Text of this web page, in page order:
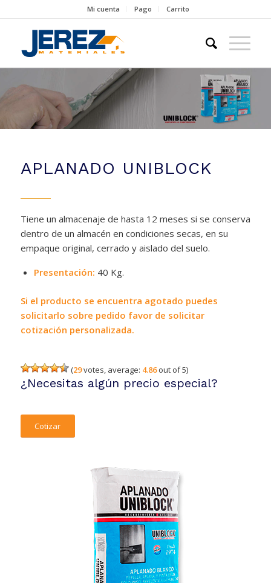
Mi cuenta Pago Carrito
APLANADO UNIBLOCK
Tiene un almacenaje de hasta 12 meses si se conserva
dentro de un almacén en condiciones secas, en su
empaque original, cerrado y aislado del suelo.
Presentación: 40 Kg.
Si el producto se encuentra agotado puedes
solicitarlo sobre pedido favor de solicitar
cotización personalizada.
(29votes, average: 4.86out of 5)
¿Necesitas algún precio especial?
Cotizar